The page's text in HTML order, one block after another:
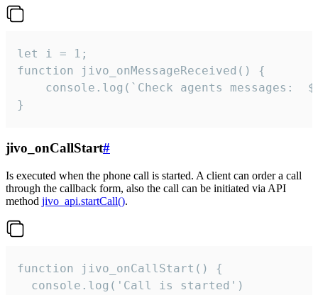
let i = 1;
function jivo_onMessageReceived() {
}
jivo_onCallStart#
Is executed when the phone call is started. A client can order a call
through the callback form, also the call can be initiated via API
method jivo_api.startCall().
function jivo_onCallStart() {
  console.log('Call is started')